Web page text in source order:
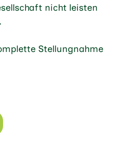
nicht leisten
Stellungnahme